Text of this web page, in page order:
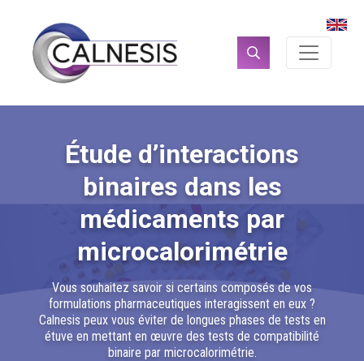
Étude d’interactions
binaires dans les
médicaments par
microcalorimétrie
Vous souhaitez savoir si certains composés de vos
formulations pharmaceutiques interagissent en eux ?
Calnesis peux vous éviter de longues phases de tests en
étuve en mettant en œuvre des tests de compatibilité
binaire par microcalorimétrie.